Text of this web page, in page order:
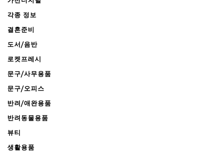
각종 정보
결혼준비
도서/음반
로켓프레시
문구/사무용품
문구/오피스
반려/애완용품
반려동물용품
뷰티
생활용품